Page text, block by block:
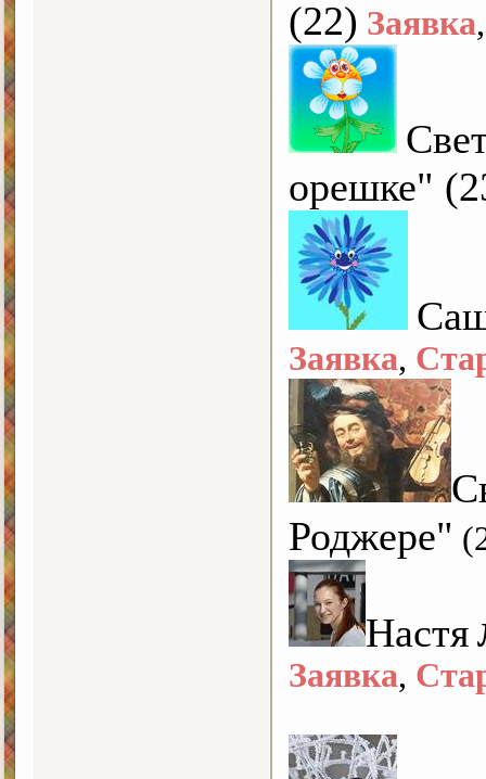
(22) Заявка
орешке"
Заявка,
Роджере"
Настя
Заявка,